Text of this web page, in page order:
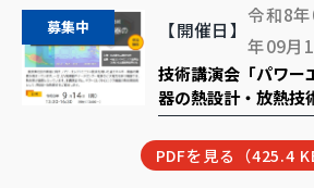
募集中 【開催日】
令和8
年09月
技術講演会「パワー
器の熱設計・放熱技
PDFを見る（425.4